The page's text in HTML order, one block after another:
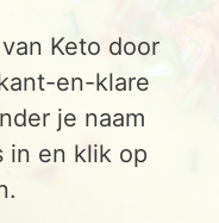
Keto door
en-klare
je naam
in en klik op